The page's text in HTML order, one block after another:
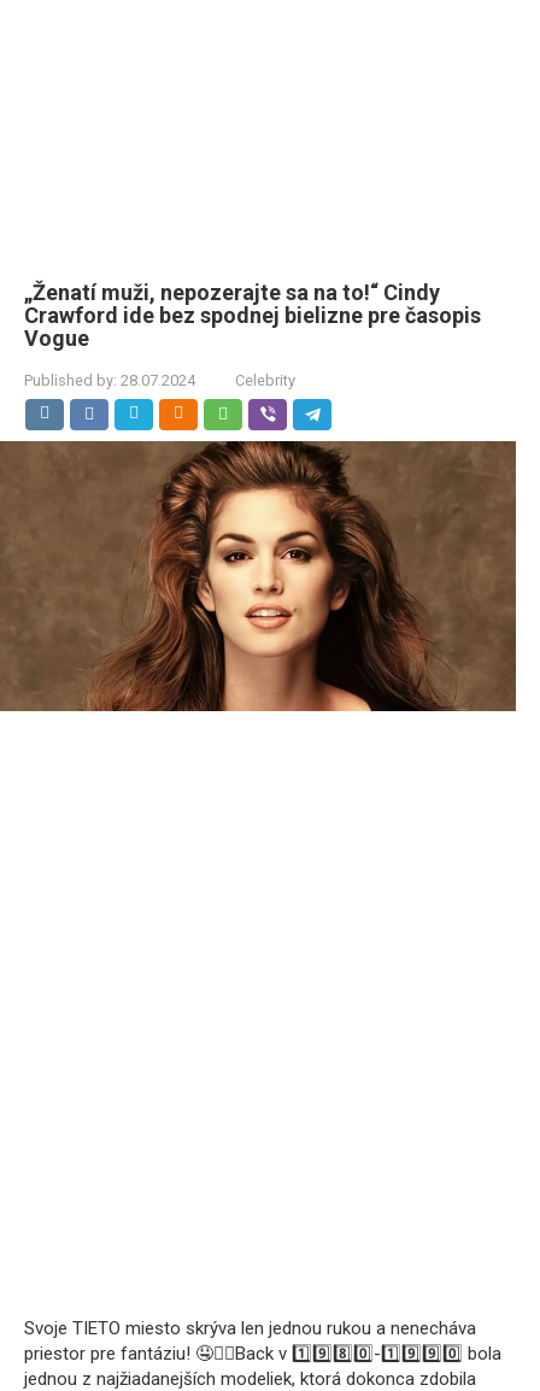
„Ženatí muži, nepozerajte sa na to!“ Cindy
Crawford ide bez spodnej bielizne pre časopis
Vogue
Published by: 28.07.2024 Celebrity
Svoje TIETO miesto skrýva len jednou rukou a nenecháva
priestor pre fantáziu! 🤤❤️‍🔥Back v 1️⃣9️⃣8️⃣0️⃣-1️⃣9️⃣9️⃣0️⃣ bola
jednou z najžiadanejších modeliek, ktorá dokonca zdobila